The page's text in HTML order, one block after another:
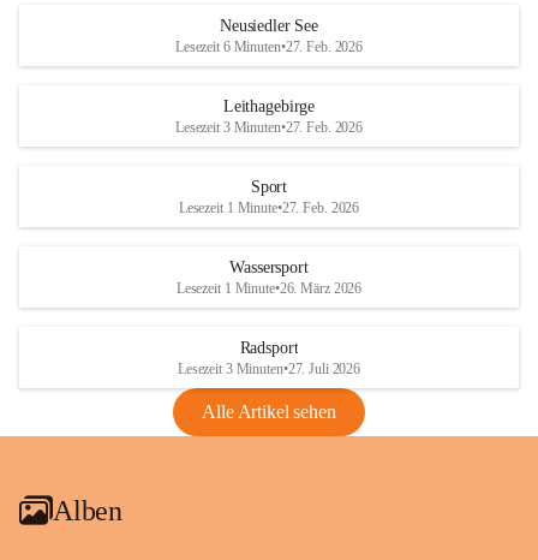
S
und den daraus folgenden wirtschaftlichen
Maßnahmen zur Bekämpfung
Rebe und der Amerikanischen
Anhang VBl. EU Nr. 18
1 Seite•1,4 MB
VBl. EU Nr. 18_2026
r
S
Neusiedler See
Lesezeit 6 Minuten•27. Feb. 2026
Leithagebirge
Lesezeit 3 Minuten•27. Feb. 2026
Sport
Lesezeit 1 Minute•27. Feb. 2026
Wassersport
Lesezeit 1 Minute•26. März 2026
Radsport
Lesezeit 3 Minuten•27. Juli 2026
Alle Artikel sehen
Alben